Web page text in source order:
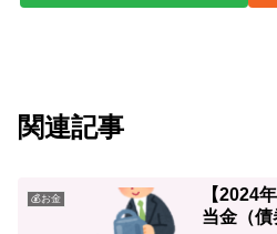
関連記事
💰お金
【2024
当金（債